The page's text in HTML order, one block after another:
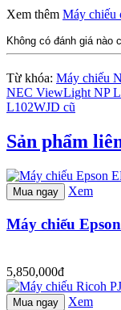
Xem thêm Máy chiếu
Không có đánh giá nào
Từ khóa: Máy chiếu
NEC ViewLight NP
L102WJD cũ
Sản phẩm
Mua ngay Xem
Máy chiếu
5,850,000đ
Mua ngay Xem